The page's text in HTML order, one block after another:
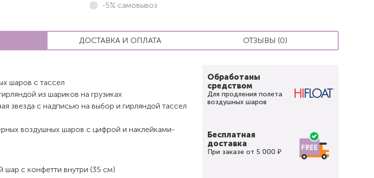
-5% самовывоз
ДОСТАВКА И ОПЛАТА ОТЗЫВЫ (0)
шаров с тассел
из шариков на грузиках
звезда с надписью на выбор и гирляндой тассел
воздушных шаров с цифрой и наклейками-
шар с конфетти внутри (35 см)
Обработаны
средством
Для продления полета
воздушных шаров
Бесплатная
доставка
При заказе от 5 000 ₽